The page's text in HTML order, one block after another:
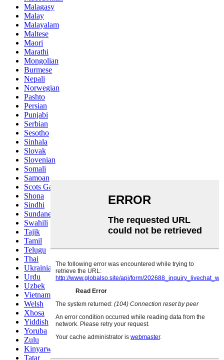
Malagasy
Malay
Malayalam
Maltese
Maori
Marathi
Mongolian
Burmese
Nepali
Norwegian
Pashto
Persian
Punjabi
Serbian
Sesotho
Sinhala
Slovak
Slovenian
Somali
Samoan
Scots Gaelic
Shona
Sindhi
Sundanese
Swahili
Tajik
Tamil
Telugu
Thai
Ukrainian
Urdu
Uzbek
Vietnamese
Welsh
Xhosa
Yiddish
Yoruba
Zulu
Kinyarwanda
Tatar